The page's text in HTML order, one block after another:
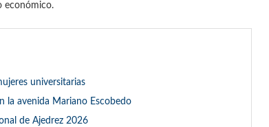
económico.
universitarias
la avenida Mariano Escobedo
de Ajedrez 2026